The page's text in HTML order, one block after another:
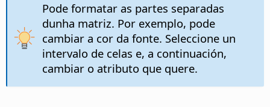
Pode formatar as partes separadas
dunha matriz. Por exemplo, pode
cambiar a cor da fonte. Seleccione un
intervalo de celas e, a continuación,
cambiar o atributo que quere.